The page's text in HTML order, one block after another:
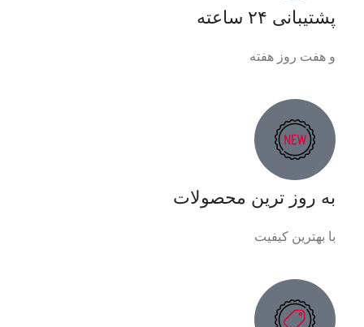
پشتیبانی ۲۴ ساعته
و هفت روز هفته
به روز ترین محصولات
با بهترین کیفیت